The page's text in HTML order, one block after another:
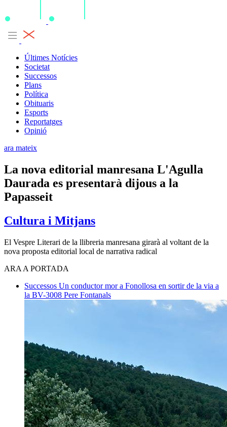
Últimes Notícies
Societat
Successos
Plans
Política
Obituaris
Esports
Reportatges
Opinió
ara mateix
La nova editorial manresana L'Agulla
Daurada es presentarà dijous a la
Papasseit
Cultura i Mitjans
El Vespre Literari de la llibreria manresana girarà al voltant de la
nova proposta editorial local de narrativa radical
ARA A PORTADA
Successos Un conductor mor a Fonollosa en sortir de la via a
la BV-3008 Pere Fontanals